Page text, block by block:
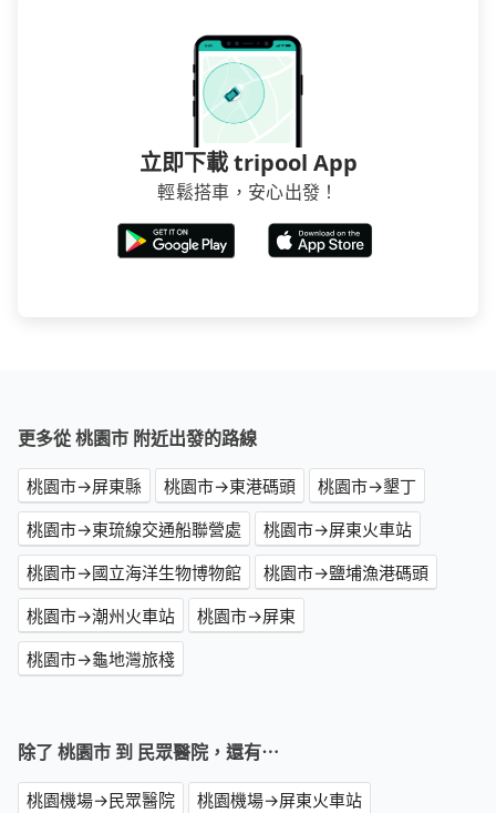
立即下載 tripool App
輕鬆搭車，安心出發！
更多從 桃園市 附近出發的路線
桃園市→屏東縣 桃園市→東港碼頭
桃園市→墾丁
桃園市→東琉線交通船聯營處
桃園市→屏東火車站
桃園市→國立海洋生物博物館
桃園市→鹽埔漁港碼頭
桃園市→潮州火車站
桃園市→屏東
桃園市→龜地灣旅棧
除了 桃園市 到 民眾醫院，還有⋯
桃園機場→民眾醫院
桃園機場→屏東火車站